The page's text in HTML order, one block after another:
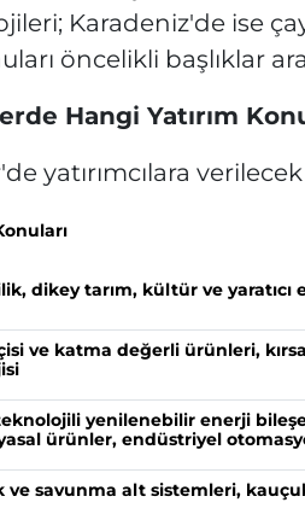
Karadeniz'de ise
öncelikli başlıklar
Hangi Yatırım
yatırımcılara
dikey tarım, kültür ve
ve katma değerli ürünleri,
yenilenebilir enerji
ürünler, endüstriyel
ve savunma alt sistemleri,